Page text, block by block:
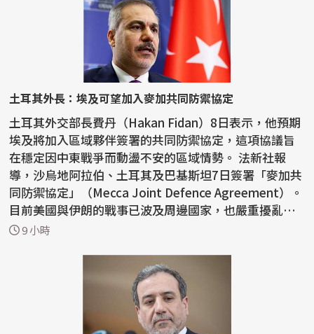
土耳其外長：埃及可望加入麥加共同防禦協定
土耳其外交部長費丹（Hakan Fidan）8日表示，他預期
埃及將加入區域夥伴簽署的共同防禦協定，這項協議旨
在穩定因中東戰爭而動盪不安的區域情勢。 法新社報
導，沙烏地阿拉伯、土耳其及巴基斯坦7日簽署「麥加共
同防禦協定」（Mecca Joint Defence Agreement）。
目前美國與伊朗的戰事已波及周邊國家，也嚴重擾亂荷
莫茲...
9 小時